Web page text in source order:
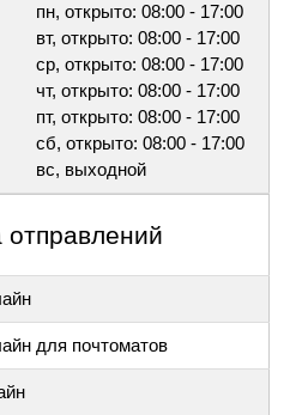
пн, открыто: 08:00 - 17:00
вт, открыто: 08:00 - 17:00
ср, открыто: 08:00 - 17:00
чт, открыто: 08:00 - 17:00
пт, открыто: 08:00 - 17:00
сб, открыто: 08:00 - 17:00
вс, выходной
для почтоматов